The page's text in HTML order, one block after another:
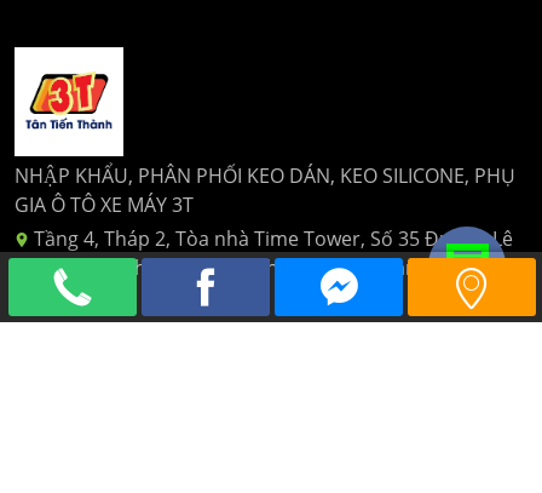
NHẬP KHẨU, PHÂN PHỐI KEO DÁN, KEO SILICONE, PHỤ
GIA Ô TÔ XE MÁY 3T
Tầng 4, Tháp 2, Tòa nhà Time Tower, Số 35 Đường Lê
Văn Lương, Phường Nhân Chính, Quận Thanh Xuân, Hà
024 6329 1162